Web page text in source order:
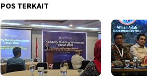
POS TERKAIT